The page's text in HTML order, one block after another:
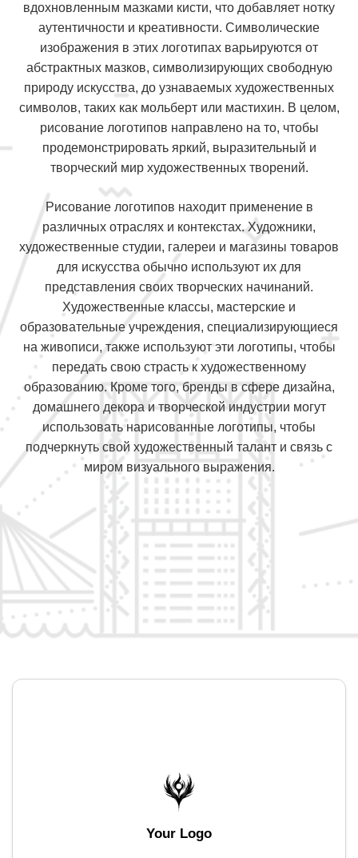
вдохновленным мазками кисти, что добавляет нотку
аутентичности и креативности. Символические
изображения в этих логотипах варьируются от
абстрактных мазков, символизирующих свободную
природу искусства, до узнаваемых художественных
символов, таких как мольберт или мастихин. В целом,
рисование логотипов направлено на то, чтобы
продемонстрировать яркий, выразительный и
творческий мир художественных творений.
Рисование логотипов находит применение в
различных отраслях и контекстах. Художники,
художественные студии, галереи и магазины товаров
для искусства обычно используют их для
представления своих творческих начинаний.
Художественные классы, мастерские и
образовательные учреждения, специализирующиеся
на живописи, также используют эти логотипы, чтобы
передать свою страсть к художественному
образованию. Кроме того, бренды в сфере дизайна,
домашнего декора и творческой индустрии могут
использовать нарисованные логотипы, чтобы
подчеркнуть свой художественный талант и связь с
миром визуального выражения.
Your Logo